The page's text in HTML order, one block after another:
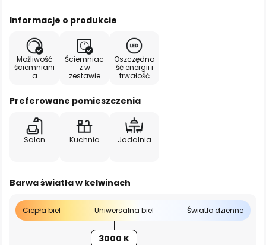
Informacje o produkcie
Możliwość
ściemniani
a
Ściemniac
z w
zestawie
Oszczędno
ść energii i
trwałość
Preferowane pomieszczenia
Salon Kuchnia Jadalnia
Barwa światła w kelwinach
Ciepła biel Uniwersalna biel Światło dzienne
3000 K